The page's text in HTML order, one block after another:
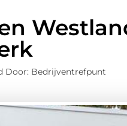
Door: Bedrijventrefpunt